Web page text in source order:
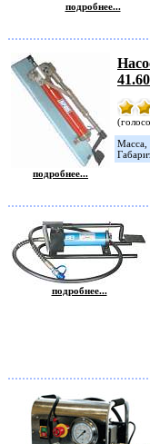
подробнее...
подробнее...
Масса,
подробнее...